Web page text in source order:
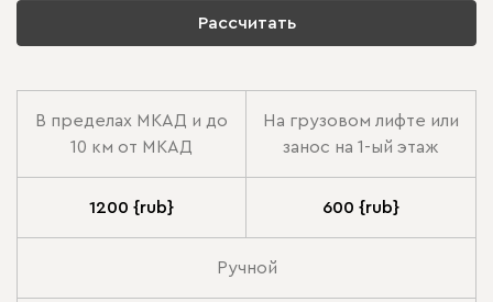
Рассчитать
В пределах МКАД и до
10 км от МКАД
На грузовом лифте или
занос на 1-ый этаж
1200 {rub} 600 {rub}
Ручной